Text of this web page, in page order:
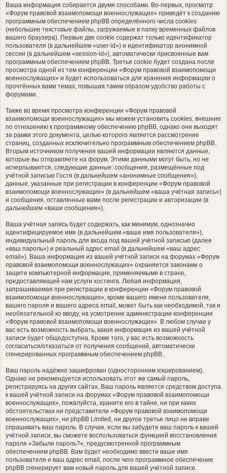
Ваша информация собирается двумя способами. Во-первых, просмотр
«Форум правовой взаимопомощи военнослужащих» приведёт к созданию
программным обеспечением phpBB определённого числа cookies
(небольшие текстовые файлы, загружаемые в папку временных файлов
вашего браузера). Первые две cookie содержат только идентификатор
пользователя (в дальнейшем «user-id») и идентификатор анонимной
сессии (в дальнейшем «session-id»), автоматически присвоенные вам
программным обеспечением phpBB. Третья cookie будет создана после
просмотра одной из тем конференции «Форум правовой взаимопомощи
военнослужащих» и будет использоваться для хранения информации о
прочтённых вами темах, повышая таким образом удобство работы с
форумами.
Также во время просмотра конференции «Форум правовой
взаимопомощи военнослужащих» мы можем установить cookies, внешние
по отношению к программному обеспечению phpBB, однако они выходят
за рамки этого документа, целью которого является рассмотрение
страниц, созданных исключительно программным обеспечением phpBB.
Вторым источником получения вашей информации являются данные,
которые вы отправляете на форум. Этими данными могут быть, но не
исчерпываются, следующие данные: сообщения, размещённые под
учётной записью Гостя (в дальнейшем «анонимные сообщения»),
данные, указанные при регистрации в конференции «Форум правовой
взаимопомощи военнослужащих» (в дальнейшем «ваша учётная запись»)
и сообщения, оставленные вами после регистрации и авторизации (в
дальнейшем «ваши сообщения»).
Ваша учётная запись будет содержать, как минимум, однозначно
идентифицируемое имя (в дальнейшем «ваше имя пользователя»),
индивидуальный пароль для входа под вашей учётной записью (далее
«ваш пароль») и реальный адрес email (в дальнейшем «ваш адрес
email»). Ваша информация из вашей учётной записи на форумах «Форум
правовой взаимопомощи военнослужащих» охраняется законами о
защите компьютерной информации, применяемыми в стране,
предоставляющей нам услуги хостинга. Любая информация,
запрашиваемая при регистрации в конференции «Форум правовой
взаимопомощи военнослужащих», кроме вашего имени пользователя,
вашего пароля и вашего адреса email, может быть как необходимой, так и
необязательной ко вводу, на усмотрение администрации конференции
«Форум правовой взаимопомощи военнослужащих». В любом случае у
вас есть возможность выбрать, какая информация из вашей учётной
записи будет общедоступна. Кроме того, у вас есть возможность
согласиться/отказаться от получения сообщений, автоматически
сгенерированных программным обеспечением phpBB.
Ваш пароль надёжно зашифрован (односторонним хэшированием).
Однако не рекомендуется использовать этот же самый пароль,
регистрируясь на других сайтах. Ваш пароль является средством доступа
к вашей учётной записи на форумах «Форум правовой взаимопомощи
военнослужащих», пожалуйста, храните его в тайне, ни при каких
обстоятельствах ни представители «Форум правовой взаимопомощи
военнослужащих», ни phpBB Limited, ни другое третье лицо не вправе
спрашивать ваш пароль. В случае, если вы забудете ваш пароль к вашей
учётной записи, вы сможете воспользоваться функцией восстановления
пароля «Забыли пароль?», предусмотренной программным
обеспечением phpBB. Вам будет необходимо ввести ваше имя
пользователя и ваш адрес email, после чего программное обеспечение
phpBB сгенерирует вам новый пароль для вашей учётной записи.